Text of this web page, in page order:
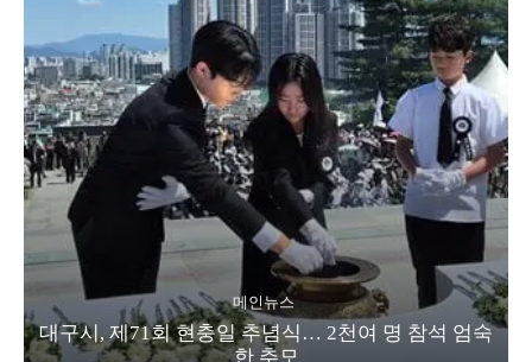
메인뉴스
대구시, 제71회 현충일 추념식… 2천여 명 참석 엄숙
한 추모